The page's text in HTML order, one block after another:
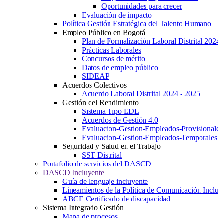
Oportunidades para crecer
Evaluación de impacto
Política Gestión Estratégica del Talento Humano
Empleo Público en Bogotá
Plan de Formalización Laboral Distrital
Prácticas Laborales
Concursos de mérito
Datos de empleo público
SIDEAP
Acuerdos Colectivos
Acuerdo Laboral Distrital 2024 - 2025
Gestión del Rendimiento
Sistema Tipo EDL
Acuerdos de Gestión 4.0
Evaluacion-Gestion-Empleados-
Evaluacion-Gestion-Empleados-Temporales
Seguridad y Salud en el Trabajo
SST Distrital
Portafolio de servicios del DASCD
DASCD Incluyente
Guía de lenguaje incluyente
Lineamientos de la Política de Comunicación
ABCE Certificado de discapacidad
Sistema Integrado Gestión
Mapa de procesos